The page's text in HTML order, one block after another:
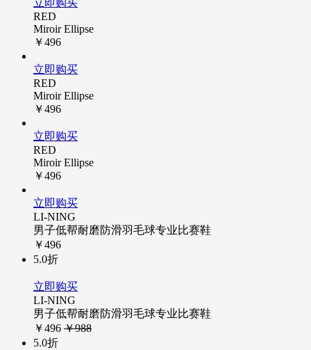
立即购买
RED
Miroir Ellipse
￥496
立即购买
RED
Miroir Ellipse
￥496
立即购买
RED
Miroir Ellipse
￥496
立即购买
LI-NING
男子低帮耐磨防滑羽毛球专业比赛鞋
￥496
5.0折
立即购买
LI-NING
男子低帮耐磨防滑羽毛球专业比赛鞋
￥496 ￥988
5.0折